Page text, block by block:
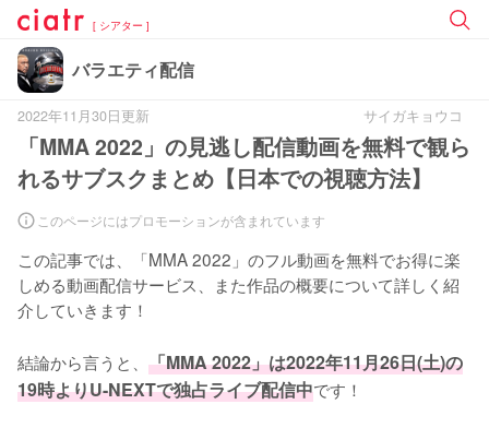
[ シアター ]
バラエティ配信
2022年11月30日更新 サイガキョウコ
「MMA 2022」の見逃し配信動画を無料で観ら
れるサブスクまとめ【日本での視聴方法】
このページにはプロモーションが含まれています
この記事では、「MMA 2022」のフル動画を無料でお得に楽
しめる動画配信サービス、また作品の概要について詳しく紹
介していきます！
結論から言うと、 「MMA 2022」は2022年11月26日(土)の
19時よりU-NEXTで独占ライブ配信中です！